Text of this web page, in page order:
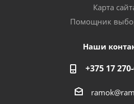
Карта
Помощник
Наши
+375 17